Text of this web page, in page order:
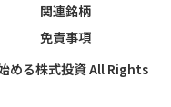
関連銘柄
免責事項
める株式投資 All Rights